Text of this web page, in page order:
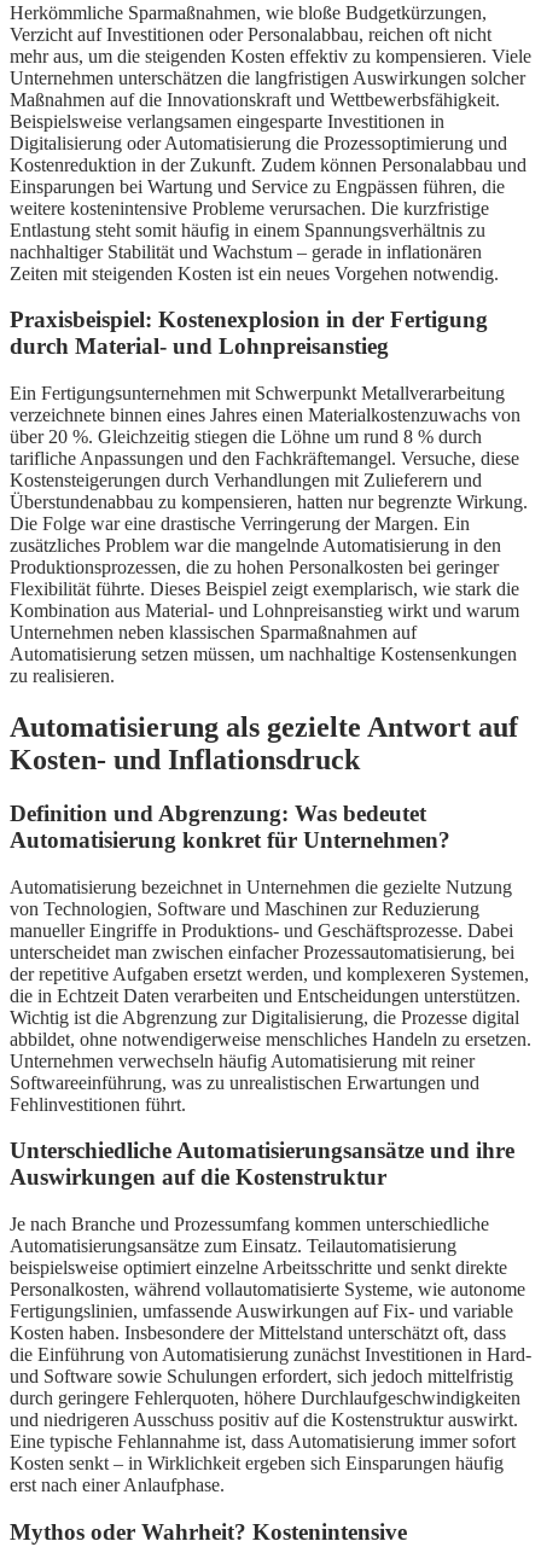
Herkömmliche Sparmaßnahmen, wie bloße Budgetkürzungen,
Verzicht auf Investitionen oder Personalabbau, reichen oft nicht
mehr aus, um die steigenden Kosten effektiv zu kompensieren. Viele
Unternehmen unterschätzen die langfristigen Auswirkungen solcher
Maßnahmen auf die Innovationskraft und Wettbewerbsfähigkeit.
Beispielsweise verlangsamen eingesparte Investitionen in
Digitalisierung oder Automatisierung die Prozessoptimierung und
Kostenreduktion in der Zukunft. Zudem können Personalabbau und
Einsparungen bei Wartung und Service zu Engpässen führen, die
weitere kostenintensive Probleme verursachen. Die kurzfristige
Entlastung steht somit häufig in einem Spannungsverhältnis zu
nachhaltiger Stabilität und Wachstum – gerade in inflationären
Zeiten mit steigenden Kosten ist ein neues Vorgehen notwendig.
Praxisbeispiel: Kostenexplosion in der Fertigung
durch Material- und Lohnpreisanstieg
Ein Fertigungsunternehmen mit Schwerpunkt Metallverarbeitung
verzeichnete binnen eines Jahres einen Materialkostenzuwachs von
über 20 %. Gleichzeitig stiegen die Löhne um rund 8 % durch
tarifliche Anpassungen und den Fachkräftemangel. Versuche, diese
Kostensteigerungen durch Verhandlungen mit Zulieferern und
Überstundenabbau zu kompensieren, hatten nur begrenzte Wirkung.
Die Folge war eine drastische Verringerung der Margen. Ein
zusätzliches Problem war die mangelnde Automatisierung in den
Produktionsprozessen, die zu hohen Personalkosten bei geringer
Flexibilität führte. Dieses Beispiel zeigt exemplarisch, wie stark die
Kombination aus Material- und Lohnpreisanstieg wirkt und warum
Unternehmen neben klassischen Sparmaßnahmen auf
Automatisierung setzen müssen, um nachhaltige Kostensenkungen
zu realisieren.
Automatisierung als gezielte Antwort auf
Kosten- und Inflationsdruck
Definition und Abgrenzung: Was bedeutet
Automatisierung konkret für Unternehmen?
Automatisierung bezeichnet in Unternehmen die gezielte Nutzung
von Technologien, Software und Maschinen zur Reduzierung
manueller Eingriffe in Produktions- und Geschäftsprozesse. Dabei
unterscheidet man zwischen einfacher Prozessautomatisierung, bei
der repetitive Aufgaben ersetzt werden, und komplexeren Systemen,
die in Echtzeit Daten verarbeiten und Entscheidungen unterstützen.
Wichtig ist die Abgrenzung zur Digitalisierung, die Prozesse digital
abbildet, ohne notwendigerweise menschliches Handeln zu ersetzen.
Unternehmen verwechseln häufig Automatisierung mit reiner
Softwareeinführung, was zu unrealistischen Erwartungen und
Fehlinvestitionen führt.
Unterschiedliche Automatisierungsansätze und ihre
Auswirkungen auf die Kostenstruktur
Je nach Branche und Prozessumfang kommen unterschiedliche
Automatisierungsansätze zum Einsatz. Teilautomatisierung
beispielsweise optimiert einzelne Arbeitsschritte und senkt direkte
Personalkosten, während vollautomatisierte Systeme, wie autonome
Fertigungslinien, umfassende Auswirkungen auf Fix- und variable
Kosten haben. Insbesondere der Mittelstand unterschätzt oft, dass
die Einführung von Automatisierung zunächst Investitionen in Hard-
und Software sowie Schulungen erfordert, sich jedoch mittelfristig
durch geringere Fehlerquoten, höhere Durchlaufgeschwindigkeiten
und niedrigeren Ausschuss positiv auf die Kostenstruktur auswirkt.
Eine typische Fehlannahme ist, dass Automatisierung immer sofort
Kosten senkt – in Wirklichkeit ergeben sich Einsparungen häufig
erst nach einer Anlaufphase.
Mythos oder Wahrheit? Kostenintensive